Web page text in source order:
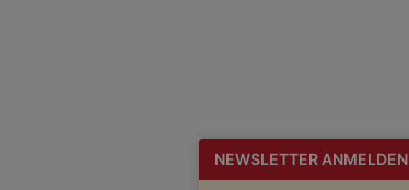
NEWSLETTER ANMELDEN